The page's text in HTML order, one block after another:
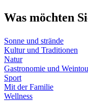
Was möchten
Sonne und strände
Kultur und Traditionen
Natur
Gastronomie und
Sport
Mit der Familie
Wellness